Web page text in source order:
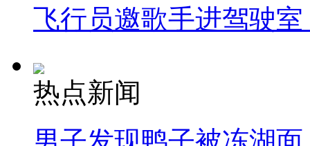
飞行员邀歌手进驾驶
热点新闻